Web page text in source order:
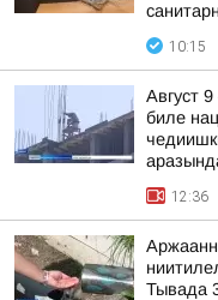
10:15
Август
биле
12:36
Тывада